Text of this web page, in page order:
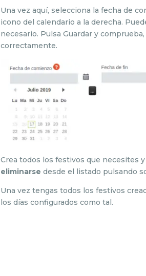
Una vez aquí, selecciona la fecha de
icono del calendario a la derecha.
necesario. Pulsa Guardar y
correctamente.
Crea todos los festivos que necesites
eliminarse desde el listado pulsando
Una vez tengas todos los festivos
los días configurados como tal.